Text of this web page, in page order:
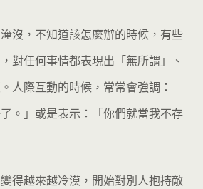
沒，不知道該怎麼辦的時候，有些
對任何事情都表現出「無所謂」、
人際互動的時候，常常會強調：
了。」或是表示：「你們就當我不存
得越來越冷漠，開始對別人抱持敵